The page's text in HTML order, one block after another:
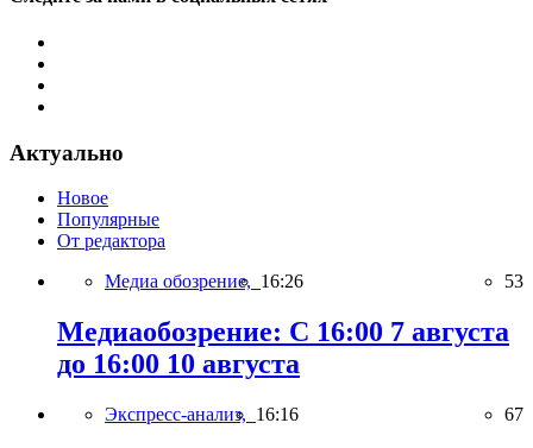
Актуально
Новое
Популярные
От редактора
Медиа обозрение, 16:26 53
Медиаобозрение: С 16:00 7 августа
до 16:00 10 августа
Экспресс-анализ, 16:16 67